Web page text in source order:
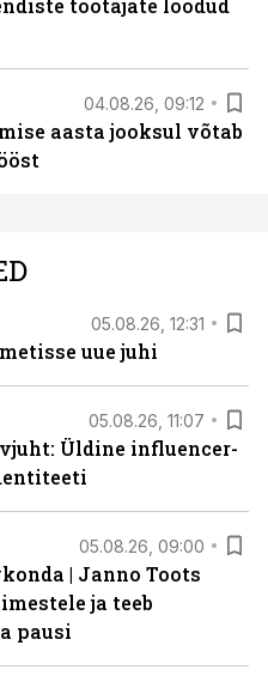
töötajate loodud
04.08.26, 09:12
aasta jooksul võtab
05.08.26, 12:31
uue juhi
05.08.26, 11:07
Üldine influencer-
05.08.26, 09:00
| Janno Toots
ja teeb
pausi